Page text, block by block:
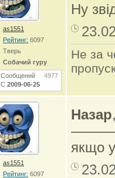
as1551
Рейтинг: 6097
Тверь
Собачий гуру
Сообщений 4977
С 2009-06-25
Ну
Не за
as1551
Рейтинг: 6097
Назар
якщо